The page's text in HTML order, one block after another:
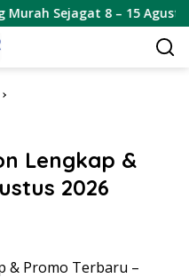
– 15 Agustus 2026
Lengkap &
2026
& Promo Terbaru –